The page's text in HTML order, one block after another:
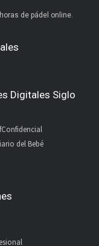
de pádel online.
Digitales Siglo
del Bebé